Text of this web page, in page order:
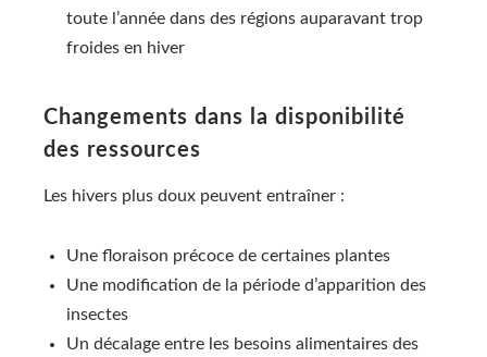
toute l’année dans des régions auparavant trop
froides en hiver
Changements dans la disponibilité
des ressources
Les hivers plus doux peuvent entraîner :
Une floraison précoce de certaines plantes
Une modification de la période d’apparition des
insectes
Un décalage entre les besoins alimentaires des